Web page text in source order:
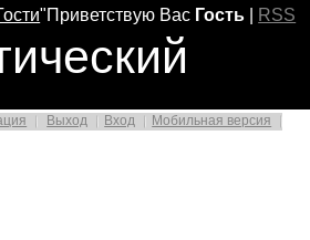
"Приветствую Вас Гость RSS
Выход Вход Мобильная версия